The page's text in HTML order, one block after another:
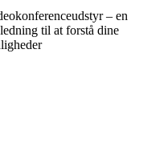
– en
til at forstå dine